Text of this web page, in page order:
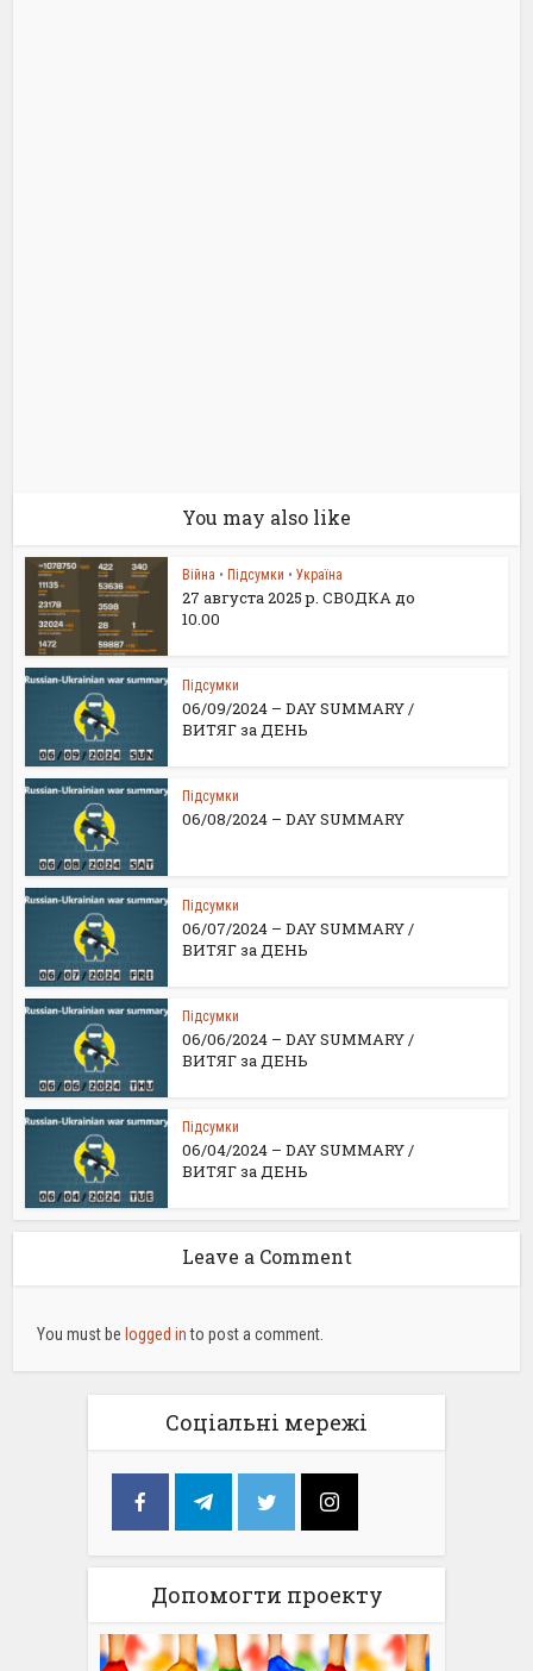
You may also like
Війна • Підсумки • Україна
27 августа 2025 р. СВОДКА до
10.00
Підсумки
06/09/2024 – DAY SUMMARY /
ВИТЯГ за ДЕНЬ
Підсумки
06/08/2024 – DAY SUMMARY
Підсумки
06/07/2024 – DAY SUMMARY /
ВИТЯГ за ДЕНЬ
Підсумки
06/06/2024 – DAY SUMMARY /
ВИТЯГ за ДЕНЬ
Підсумки
06/04/2024 – DAY SUMMARY /
ВИТЯГ за ДЕНЬ
Leave a Comment
You must belogged into post a comment.
Соціальні мережі
Допомогти проекту